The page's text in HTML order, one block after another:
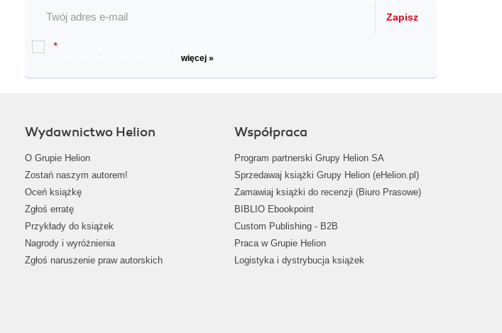
Zapisz
*
więcej »
Wydawnictwo Helion
O Grupie Helion
Zostań naszym autorem!
Oceń książkę
Zgłoś erratę
Przykłady do książek
Nagrody i wyróżnienia
Zgłoś naruszenie praw autorskich
Współpraca
Program partnerski Grupy Helion SA
Sprzedawaj książki Grupy Helion (eHelion.pl)
Zamawiaj książki do recenzji (Biuro Prasowe)
BIBLIO Ebookpoint
Custom Publishing - B2B
Praca w Grupie Helion
Logistyka i dystrybucja książek